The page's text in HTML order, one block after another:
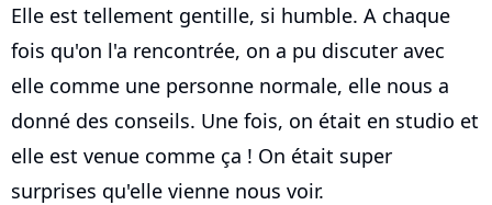
Elle est tellement gentille, si humble. A chaque
fois qu'on l'a rencontrée, on a pu discuter avec
elle comme une personne normale, elle nous a
donné des conseils. Une fois, on était en studio et
elle est venue comme ça ! On était super
surprises qu'elle vienne nous voir.